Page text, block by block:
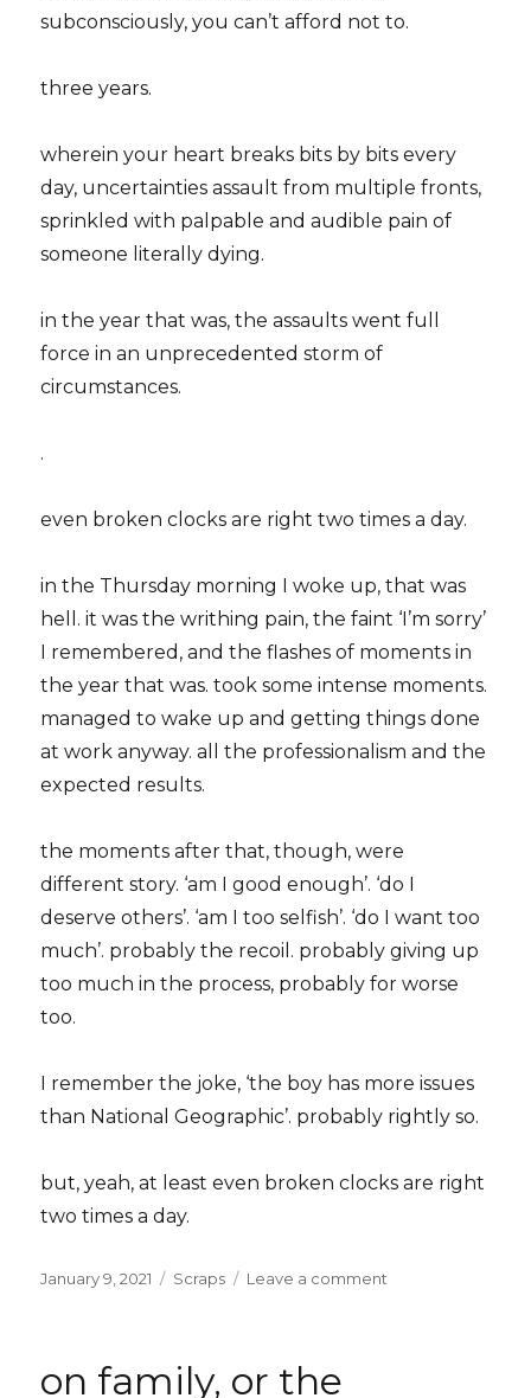
subconsciously, you can’t afford not to.
three years.
wherein your heart breaks bits by bits every
day, uncertainties assault from multiple fronts,
sprinkled with palpable and audible pain of
someone literally dying.
in the year that was, the assaults went full
force in an unprecedented storm of
circumstances.
.
even broken clocks are right two times a day.
in the Thursday morning I woke up, that was
hell. it was the writhing pain, the faint ‘I’m sorry’
I remembered, and the flashes of moments in
the year that was. took some intense moments.
managed to wake up and getting things done
at work anyway. all the professionalism and the
expected results.
the moments after that, though, were
different story. ‘am I good enough’. ‘do I
deserve others’. ‘am I too selfish’. ‘do I want too
much’. probably the recoil. probably giving up
too much in the process, probably for worse
too.
I remember the joke, ‘the boy has more issues
than National Geographic’. probably rightly so.
but, yeah, at least even broken clocks are right
two times a day.
Posted
January 9, 2021 Categories
Scraps Leave a comment
on family, or the